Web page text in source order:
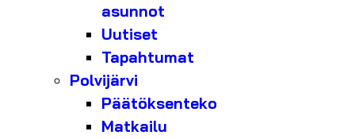
asunnot
Uutiset
Tapahtumat
Polvijärvi
Päätöksenteko
Matkailu